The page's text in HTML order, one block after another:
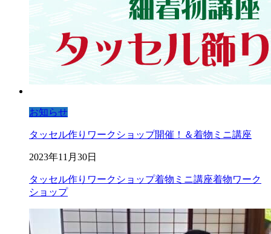
お知らせ
タッセル作りワークショップ開催！＆着物ミニ講座
2023年11月30日
タッセル作り ワークショップ着物ミニ講座着物ワーク
ショップ